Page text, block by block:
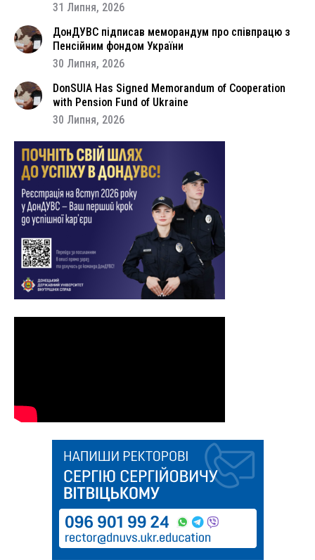
31 Липня, 2026
ДонДУВС підписав меморандум про співпрацю з
Пенсійним фондом України
30 Липня, 2026
DonSUIA Has Signed Memorandum of Cooperation
with Pension Fund of Ukraine
30 Липня, 2026